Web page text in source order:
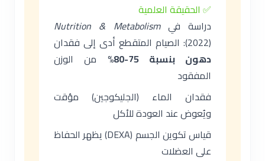
✅ الحقيقة العلمية
دراسة فيNutrition & Metabolism
(2022): الصيام المتقطع أدى إلى فقدان
دهون بنسبة 75-80%
من الوزن
المفقود
فقدان الماء (الجليكوجين) مؤقت
ويُعوض عند العودة للأكل
قياس تكوين الجسم (DEXA) يظهر الحفاظ
على العضلات